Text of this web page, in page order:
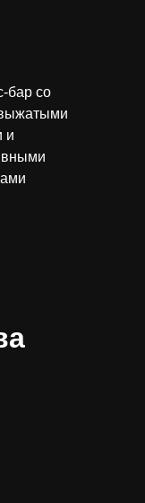
бар со
и